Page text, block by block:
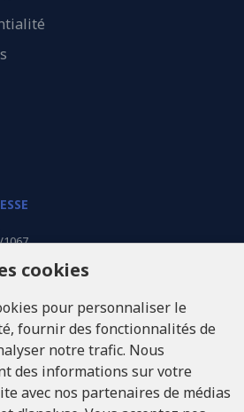
cookies
pour personnaliser le
fournir des fonctionnalités de
notre trafic. Nous
des informations sur votre
avec nos partenaires de médias